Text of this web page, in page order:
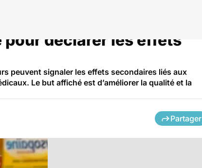
déclarer les effets
peuvent signaler les effets secondaires liés aux
Le but affiché est d’améliorer la qualité et la
Partager